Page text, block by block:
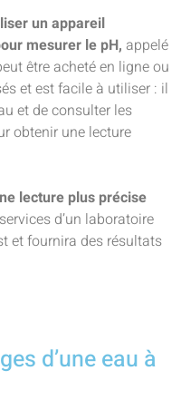
un appareil
mesurer le pH, appelé
être acheté en ligne ou
et est facile à utiliser : il
et de consulter les
obtenir une lecture
lecture plus précise
d’un laboratoire
et fournira des résultats
d’une eau à